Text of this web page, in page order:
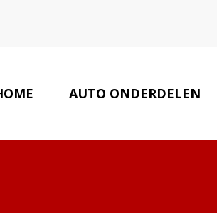
AUTO ONDERDELEN